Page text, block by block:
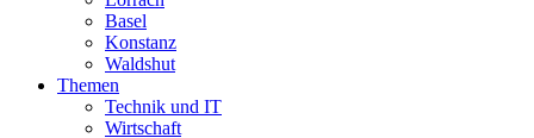
Basel
Konstanz
Waldshut
Themen
Technik und IT
Wirtschaft